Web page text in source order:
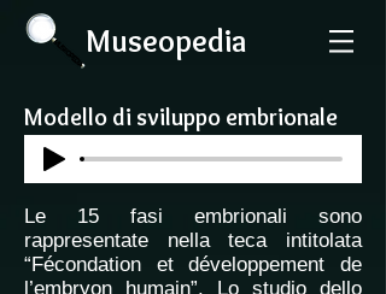
Museopedia
Modello di sviluppo embrionale
Le 15 fasi embrionali sono
rappresentate nella teca intitolata
“Fécondation et développement de
l’embryon humain”. Lo studio dello